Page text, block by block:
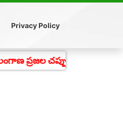
Privacy Policy
చప్పుడు గత 18